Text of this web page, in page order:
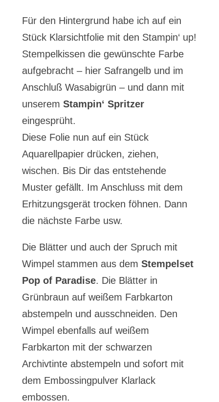
Für den Hintergrund habe ich auf ein
Stück Klarsichtfolie mit den Stampin‘ up!
Stempelkissen die gewünschte Farbe
aufgebracht – hier Safrangelb und im
Anschluß Wasabigrün – und dann mit
unserem Stampin‘ Spritzer
eingesprüht.
Diese Folie nun auf ein Stück
Aquarellpapier drücken, ziehen,
wischen. Bis Dir das entstehende
Muster gefällt. Im Anschluss mit dem
Erhitzungsgerät trocken föhnen. Dann
die nächste Farbe usw.
Die Blätter und auch der Spruch mit
Wimpel stammen aus dem Stempelset
Pop of Paradise. Die Blätter in
Grünbraun auf weißem Farbkarton
abstempeln und ausschneiden. Den
Wimpel ebenfalls auf weißem
Farbkarton mit der schwarzen
Archivtinte abstempeln und sofort mit
dem Embossingpulver Klarlack
embossen.